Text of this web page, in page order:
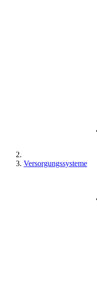
Versorgungssysteme